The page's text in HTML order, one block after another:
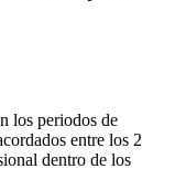
los periodos de
entre los 2
dentro de los